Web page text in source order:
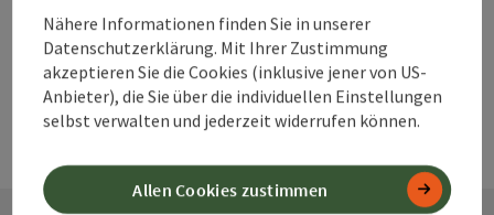
Nähere Informationen finden Sie in unserer
Datenschutzerklärung. Mit Ihrer Zustimmung
akzeptieren Sie die Cookies (inklusive jener von US-
Anbieter), die Sie über die individuellen Einstellungen
selbst verwalten und jederzeit widerrufen können.
Allen Cookies zustimmen